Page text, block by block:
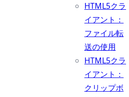
HTML5クラ
イアント：
ファイル転
送の使用
HTML5クラ
イアント：
クリップボ